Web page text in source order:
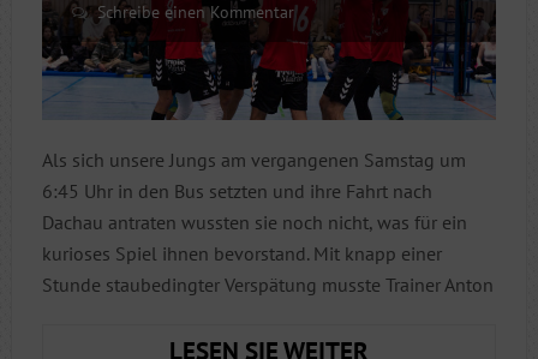
Schreibe einen Kommentar
Als sich unsere Jungs am vergangenen Samstag um
6:45 Uhr in den Bus setzten und ihre Fahrt nach
Dachau antraten wussten sie noch nicht, was für ein
kurioses Spiel ihnen bevorstand. Mit knapp einer
Stunde staubedingter Verspätung musste Trainer Anton
LESEN SIE WEITER